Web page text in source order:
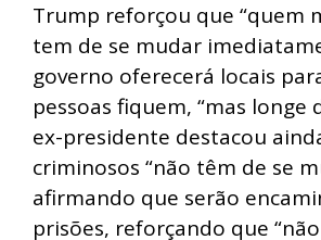
Trump reforçou que “quem
tem de se mudar
governo oferecerá locais
pessoas fiquem, “mas longe
ex-presidente destacou
criminosos “não têm de se
afirmando que serão
prisões, reforçando que